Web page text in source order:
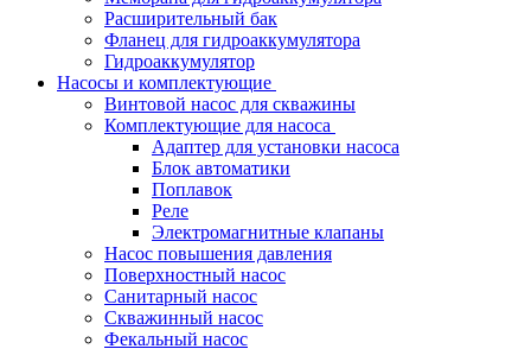
Расширительный бак
Фланец для гидроаккумулятора
Гидроаккумулятор
Насосы и комплектующие
Винтовой насос для скважины
Комплектующие для насоса
Адаптер для установки насоса
Блок автоматики
Поплавок
Реле
Электромагнитные клапаны
Насос повышения давления
Поверхностный насос
Санитарный насос
Скважинный насос
Фекальный насос